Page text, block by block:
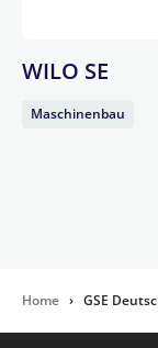
WILO SE
Maschinenbau
Home › GSE